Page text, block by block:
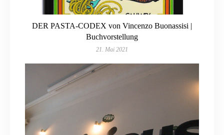
DER PASTA-CODEX von Vincenzo Buonassisi |
Buchvorstellung
21. Mai 2021